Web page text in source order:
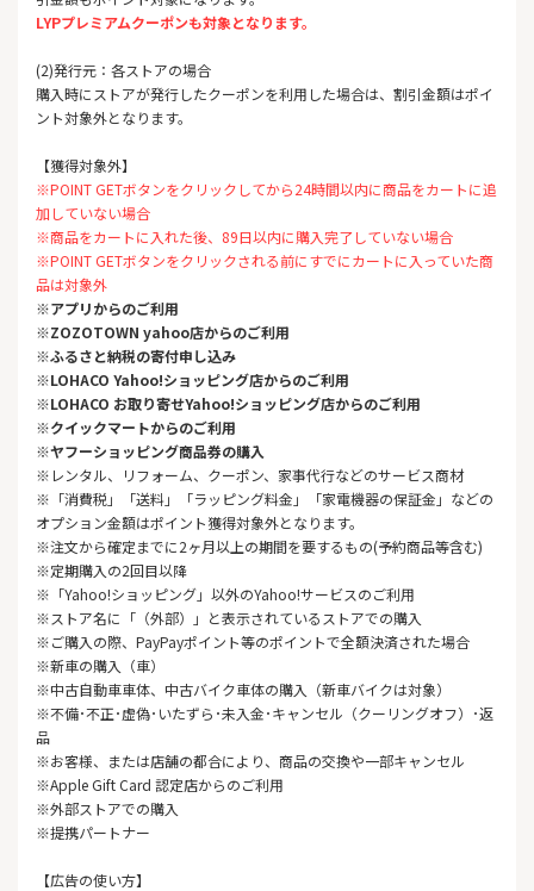
LYPプレミアムクーポンも対象となります。
(2)発行元：各ストアの場合
購入時にストアが発行したクーポンを利用した場合は、割引金額はポイ
ント対象外となります。
【獲得対象外】
※POINT GETボタンをクリックしてから24時間以内に商品をカートに追
加していない場合
※商品をカートに入れた後、89日以内に購入完了していない場合
※POINT GETボタンをクリックされる前にすでにカートに入っていた商
品は対象外
※アプリからのご利用
※ZOZOTOWN yahoo店からのご利用
※ふるさと納税の寄付申し込み
※LOHACO Yahoo!ショッピング店からのご利用
※LOHACO お取り寄せYahoo!ショッピング店からのご利用
※クイックマートからのご利用
※ヤフーショッピング商品券の購入
※レンタル、リフォーム、クーポン、家事代行などのサービス商材
※「消費税」「送料」「ラッピング料金」「家電機器の保証金」などの
オプション金額はポイント獲得対象外となります。
※注文から確定までに2ヶ月以上の期間を要するもの(予約商品等含む)
※定期購入の2回目以降
※「Yahoo!ショッピング」以外のYahoo!サービスのご利用
※ストア名に「（外部）」と表示されているストアでの購入
※ご購入の際、PayPayポイント等のポイントで全額決済された場合
※新車の購入（車）
※中古自動車車体、中古バイク車体の購入（新車バイクは対象）
※不備･不正･虚偽･いたずら･未入金･キャンセル（クーリングオフ）･返
品
※お客様、または店舗の都合により、商品の交換や一部キャンセル
※Apple Gift Card 認定店からのご利用
※外部ストアでの購入
※提携パートナー
【広告の使い方】